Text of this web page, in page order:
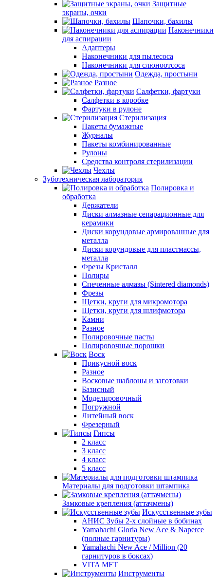
Защитные
экраны, очки
Шапочки, бахилы
Наконечники
для аспирации
Адаптеры
Наконечники для пылесоса
Наконечники для слюноотсоса
Одежда, простыни
Разное
Салфетки, фартуки
Салфетки в коробке
Фартуки в рулоне
Стерилизация
Пакеты бумажные
Журналы
Пакеты комбинированные
Рулоны
Средства контроля стерилизации
Чехлы
Зуботехническая лаборатория
Полировка и
обработка
Держатели
Диски алмазные сепарационные для
керамики
Диски корундовые армированные для
металла
Диски корундовые для пластмассы,
металла
Фрезы Кристалл
Полиры
Спеченные алмазы (Sintered diamonds)
Фрезы
Щетки, круги для микромотора
Щетки, круги для шлифмотора
Камни
Разное
Полировочные пасты
Полировочные порошки
Воск
Прикусной воск
Разное
Восковые шаблоны и заготовки
Базисный
Моделировочный
Погружной
Литейный воск
Фрезерный
Гипсы
2 класс
3 класс
4 класс
5 класс
Материалы для подготовки штампика
Замковые крепления (аттачмены)
Искусственные зубы
АНИС Зубы 2-х слойные в бобинах
Yamahachi Gloria New Ace & Naperce
(полные гарнитуры)
Yamahachi New Ace / Million (20
гарнитуров в боксах)
VITA MFT
Инструменты